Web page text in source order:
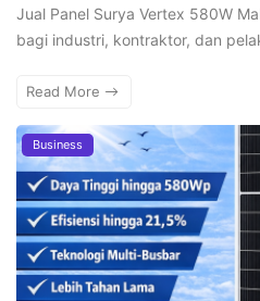
Jual Panel Surya Vertex 580W
bagi industri, kontraktor, dan
Read More
Business